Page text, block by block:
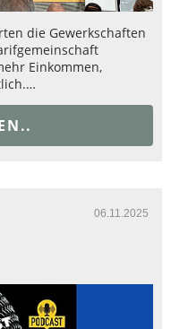
die Gewerkschaften
Einkommen,
06.11.2025